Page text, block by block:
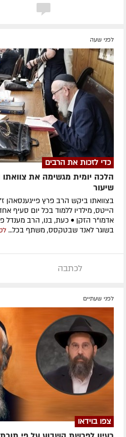
לפני שעה
כדי לזכות את הרבים
הלכה יומית מגשימה את
שיעור
בצוואתו ביקש הרב פרץ פייגענסאהן
הייטס, מילדיו ללמוד בכל יום סעיף
אדמו”ר הזקן • כעת, בנו, הרב מענדל
בשוגר לאנד שבטקסס, משתף בכל...
לכתבה
לפני שעתיים
צפו בוידאו